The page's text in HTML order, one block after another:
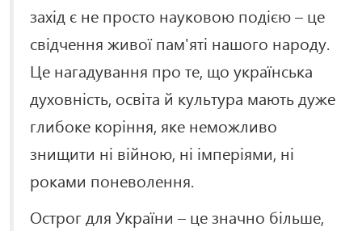
захід є не просто науковою подією – це
свідчення живої пам'яті нашого народу.
Це нагадування про те, що українська
духовність, освіта й культура мають дуже
глибоке коріння, яке неможливо
знищити ні війною, ні імперіями, ні
роками поневолення.
Острог для України – це значно більше,